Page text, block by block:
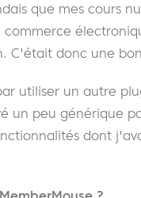
que mes cours
commerce
C'était donc une
utiliser un autre
un peu générique
dont